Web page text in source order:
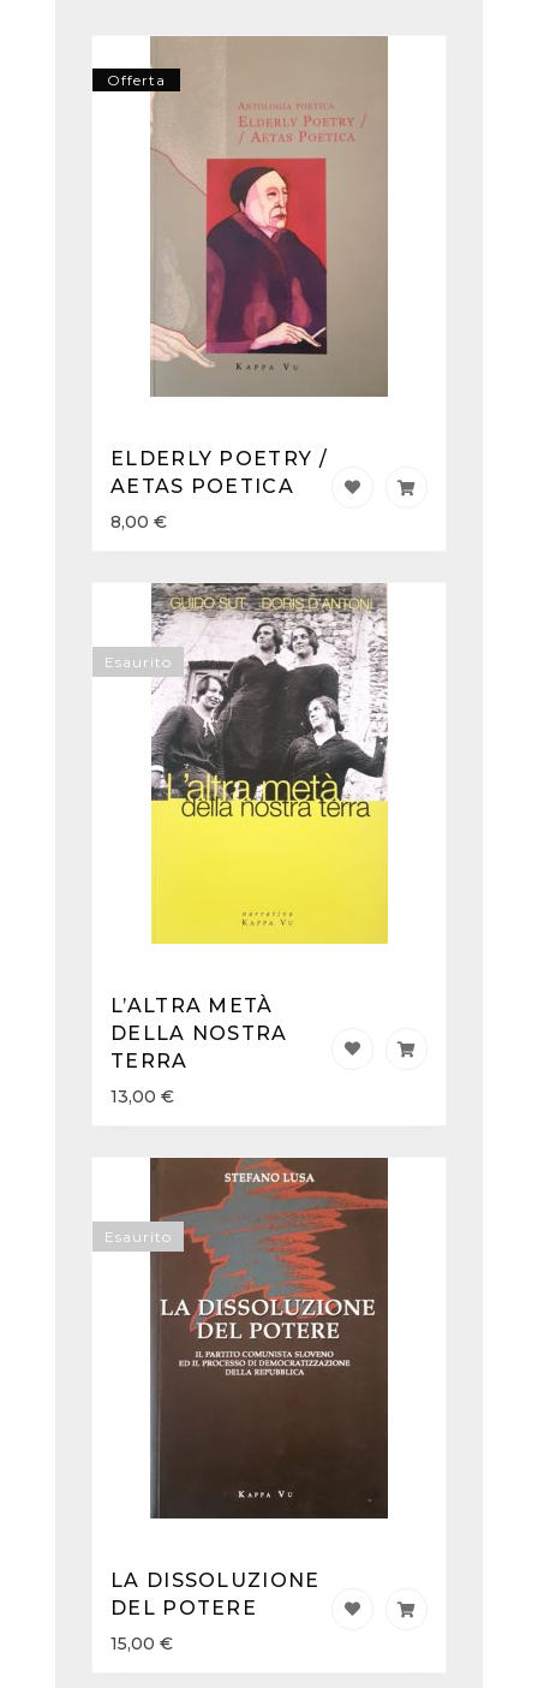
Offerta
ELDERLY POETRY /
AETAS POETICA
8,00 €
Esaurito
L’ALTRA METÀ
DELLA NOSTRA
TERRA
13,00 €
Esaurito
LA DISSOLUZIONE
DEL POTERE
15,00 €